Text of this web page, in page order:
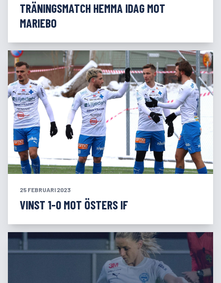
TRÄNINGSMATCH HEMMA IDAG MOT
MARIEBO
25 FEBRUARI 2023
VINST 1-0 MOT ÖSTERS IF